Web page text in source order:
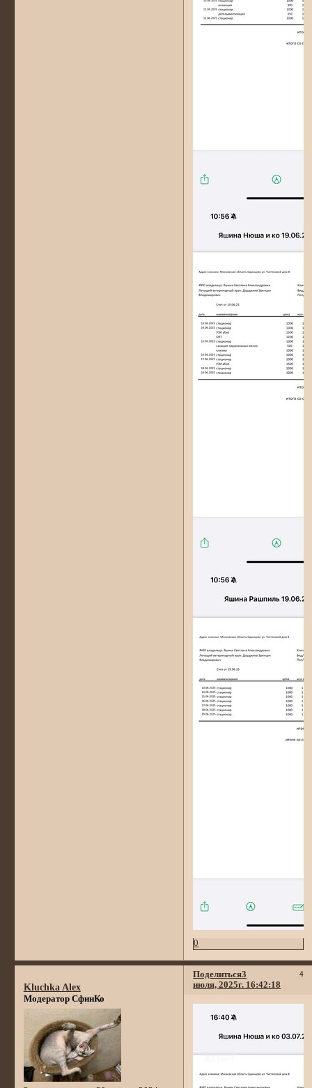
0
Поделиться 4
3
июля, 2025г. 16:42:18
Kluchka Alex
Модератор СфинКо